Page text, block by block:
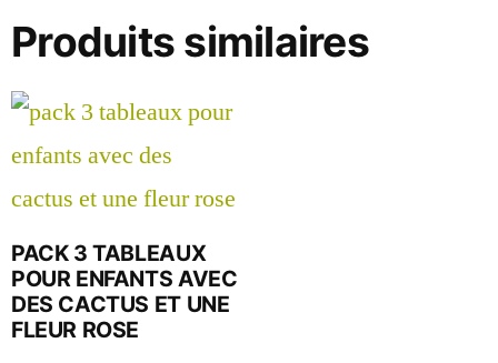
Produits similaires
PACK 3 TABLEAUX
POUR ENFANTS AVEC
DES CACTUS ET UNE
FLEUR ROSE